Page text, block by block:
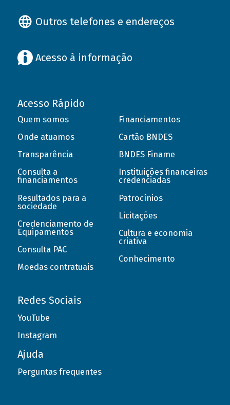
Outros telefones e endereços
Acesso à informação
Acesso Rápido
Quem somos
Onde atuamos
Transparência
Consulta a
financiamentos
Resultados para a
sociedade
Credenciamento de
Equipamentos
Consulta PAC
Moedas contratuais
Financiamentos
Cartão BNDES
BNDES Finame
Instituições financeiras
credenciadas
Patrocínios
Licitações
Cultura e economia
criativa
Conhecimento
Redes Sociais
YouTube
Instagram
Ajuda
Perguntas frequentes